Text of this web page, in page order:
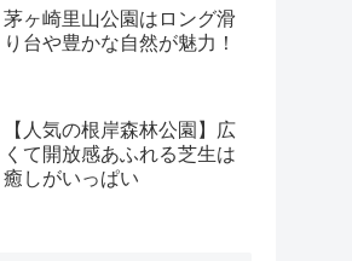
茅ヶ崎里山公園はロング滑
り台や豊かな自然が魅力！
【人気の根岸森林公園】広
くて開放感あふれる芝生は
癒しがいっぱい